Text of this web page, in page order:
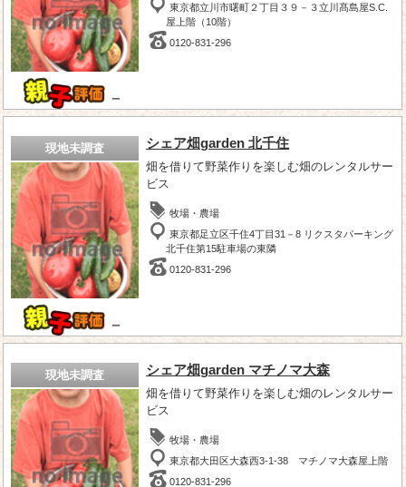
－
東京都立川市曙町２丁目３９－３立川髙島屋S.C.
屋上階（10階）
0120-831-296
現地未調査
－
シェア畑garden 北千住
畑を借りて野菜作りを楽しむ畑のレンタルサー
ビス
牧場・農場
東京都足立区千住4丁目31－8 リクスタパーキング
北千住第15駐車場の東隣
0120-831-296
現地未調査 シェア畑garden マチノマ大森
畑を借りて野菜作りを楽しむ畑のレンタルサー
ビス
牧場・農場
東京都大田区大森西3-1-38 マチノマ大森屋上階
0120-831-296